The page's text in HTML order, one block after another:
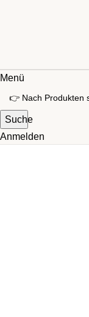
Menü
Suche
Anmelden